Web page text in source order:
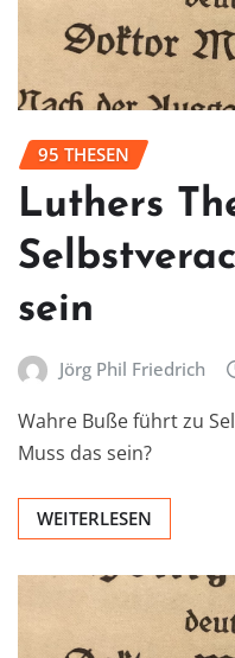
95 THESEN
Luthers
sein
Jörg Phil Friedrich
Wahre Buße führt zu
Muss das sein?
WEITERLESEN